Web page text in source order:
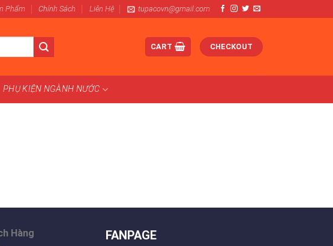
Phẩm Chính Sách Liên Hệ tupacovn@gmail.com
CART CHECKOUT
PHỤ KIỆN NGÀNH NƯỚC
Hàng
FANPAGE